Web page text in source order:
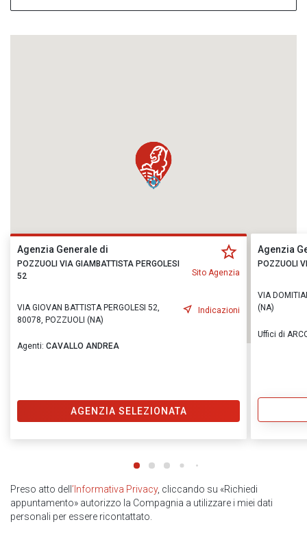
Agenzia Generale di
POZZUOLI VIA GIAMBATTISTA PERGOLESI
52
Sito Agenzia
VIA GIOVAN BATTISTA PERGOLESI 52,
80078, POZZUOLI (NA)
Indicazioni
Agenti: CAVALLO ANDREA
AGENZIA SELEZIONATA
Agenzia
POZZUOLI
VIA
(NA)
Uffici di
Preso atto dell ’Informativa Privacy, cliccando su «Richiedi
appuntamento» autorizzo la Compagnia a utilizzare i miei dati
personali per essere ricontattato.